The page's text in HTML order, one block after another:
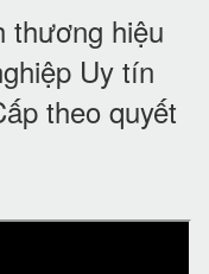
hiệu
Uy tín
theo quyết